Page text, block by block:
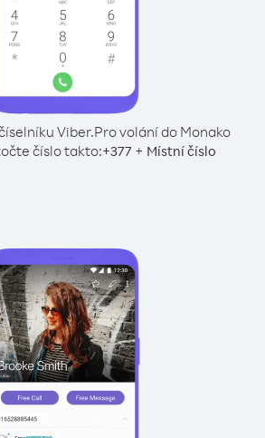
Viber.Pro volání do Monako
číslo takto:+377 + Místní číslo